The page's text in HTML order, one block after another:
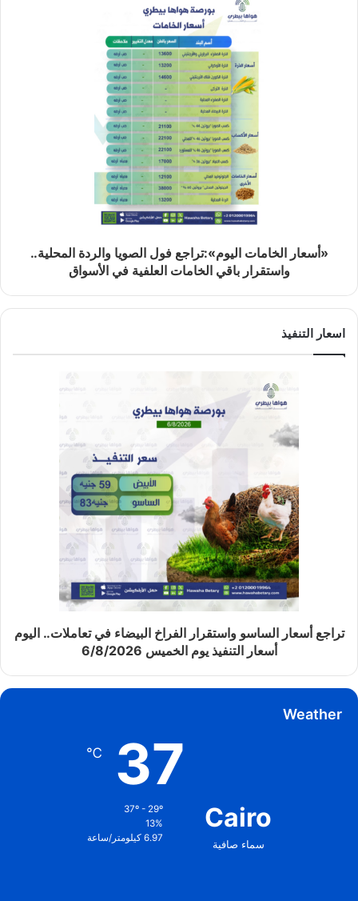
«أسعار الخامات اليوم»:تراجع فول الصويا والردة المحلية..
واستقرار باقي الخامات العلفية في الأسواق
اسعار التنفيذ
تراجع أسعار الساسو واستقرار الفراخ البيضاء في تعاملات.. اليوم
أسعار التنفيذ يوم الخميس 6/8/2026
Weather
Cairo
سماء صافية
37
℃
13%
6.97 كيلومتر/ساعة